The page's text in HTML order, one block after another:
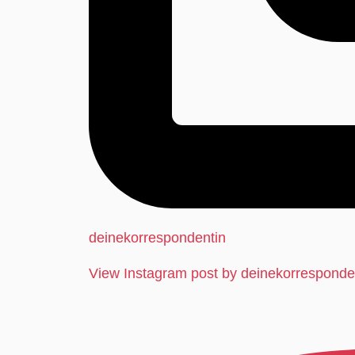
deinekorrespondentin
View Instagram post by